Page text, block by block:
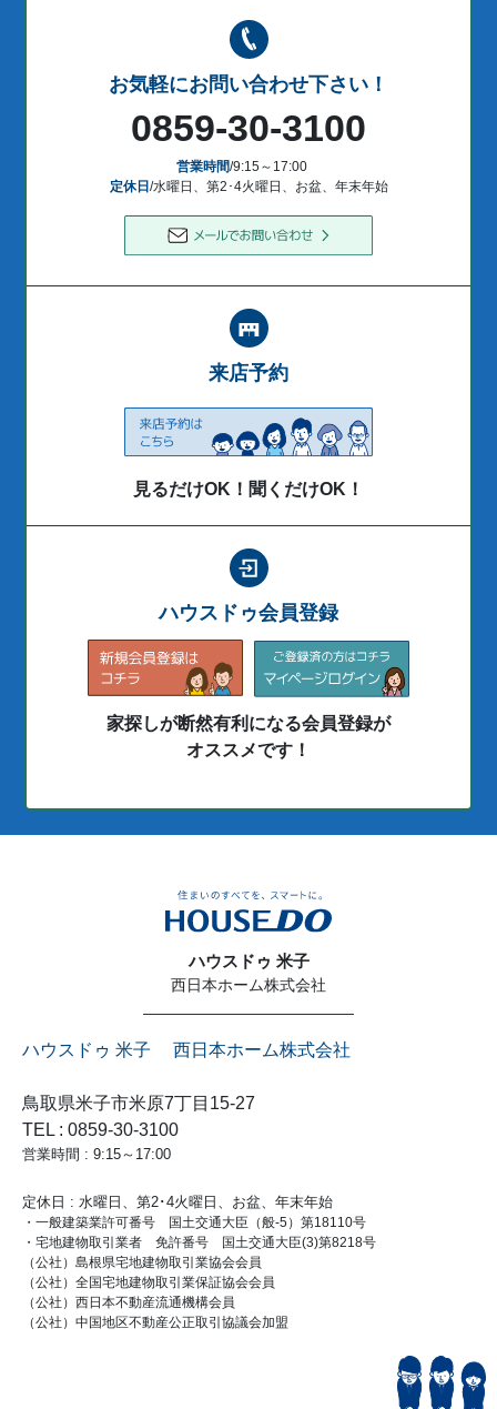
お気軽にお問い合わせ下さい！
0859-30-3100
営業時間/9:15～17:00
定休日 /水曜日、第2･4火曜日、お盆、年末年始
来店予約
見るだけOK！聞くだけOK！
ハウスドゥ会員登録
家探しが断然有利になる会員登録が
オススメです！
ハウスドゥ 米子
西日本ホーム株式会社
ハウスドゥ 米子 西日本ホーム株式会社
鳥取県米子市米原7丁目15-27
TEL : 0859-30-3100
営業時間 : 9:15～17:00
定休日 : 水曜日、第2･4火曜日、お盆、年末年始
・一般建築業許可番号 国土交通大臣（般-5）第18110号
・宅地建物取引業者 免許番号 国土交通大臣(3)第8218号
（公社）島根県宅地建物取引業協会会員
（公社）全国宅地建物取引業保証協会会員
（公社）西日本不動産流通機構会員
（公社）中国地区不動産公正取引協議会加盟